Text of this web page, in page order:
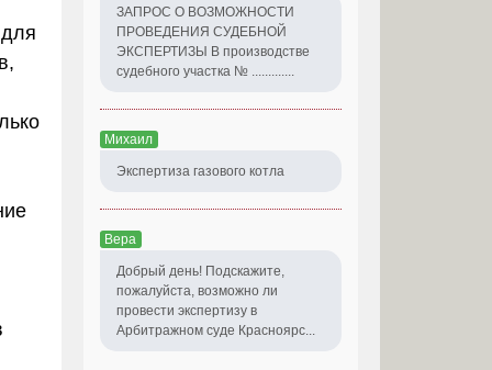
ЗАПРОС О ВОЗМОЖНОСТИ
ПРОВЕДЕНИЯ СУДЕБНОЙ
ЭКСПЕРТИЗЫ В производстве
судебного участка № .............
Михаил
Экспертиза газового котла
Вера
Добрый день! Подскажите,
пожалуйста, возможно ли
провести экспертизу в
Арбитражном суде Красноярс...